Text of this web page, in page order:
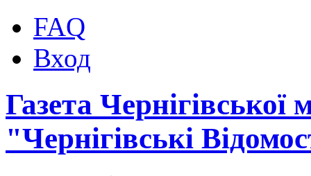
FAQ
Вход
Газета Чернігівської
"Чернігівські